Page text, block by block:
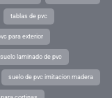
tablas de pvc
para exterior
suelo laminado de pvc
suelo de pvc imitacion madera